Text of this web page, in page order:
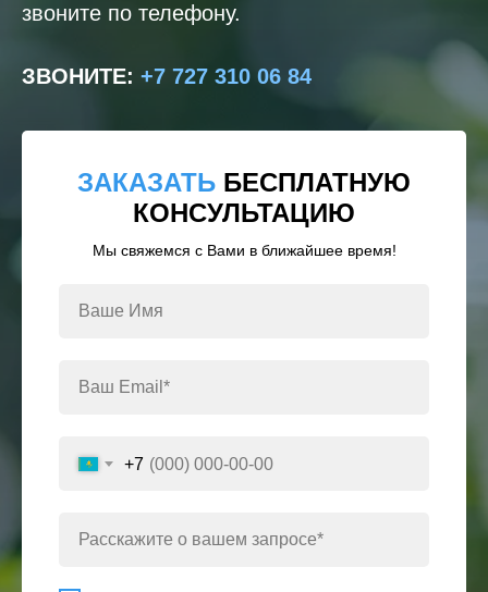
звоните по телефону.
ЗВОНИТЕ: +7 727 310 06 84
ЗАКАЗАТЬ БЕСПЛАТНУЮ
КОНСУЛЬТАЦИЮ
Мы свяжемся с Вами в ближайшее время!
+7